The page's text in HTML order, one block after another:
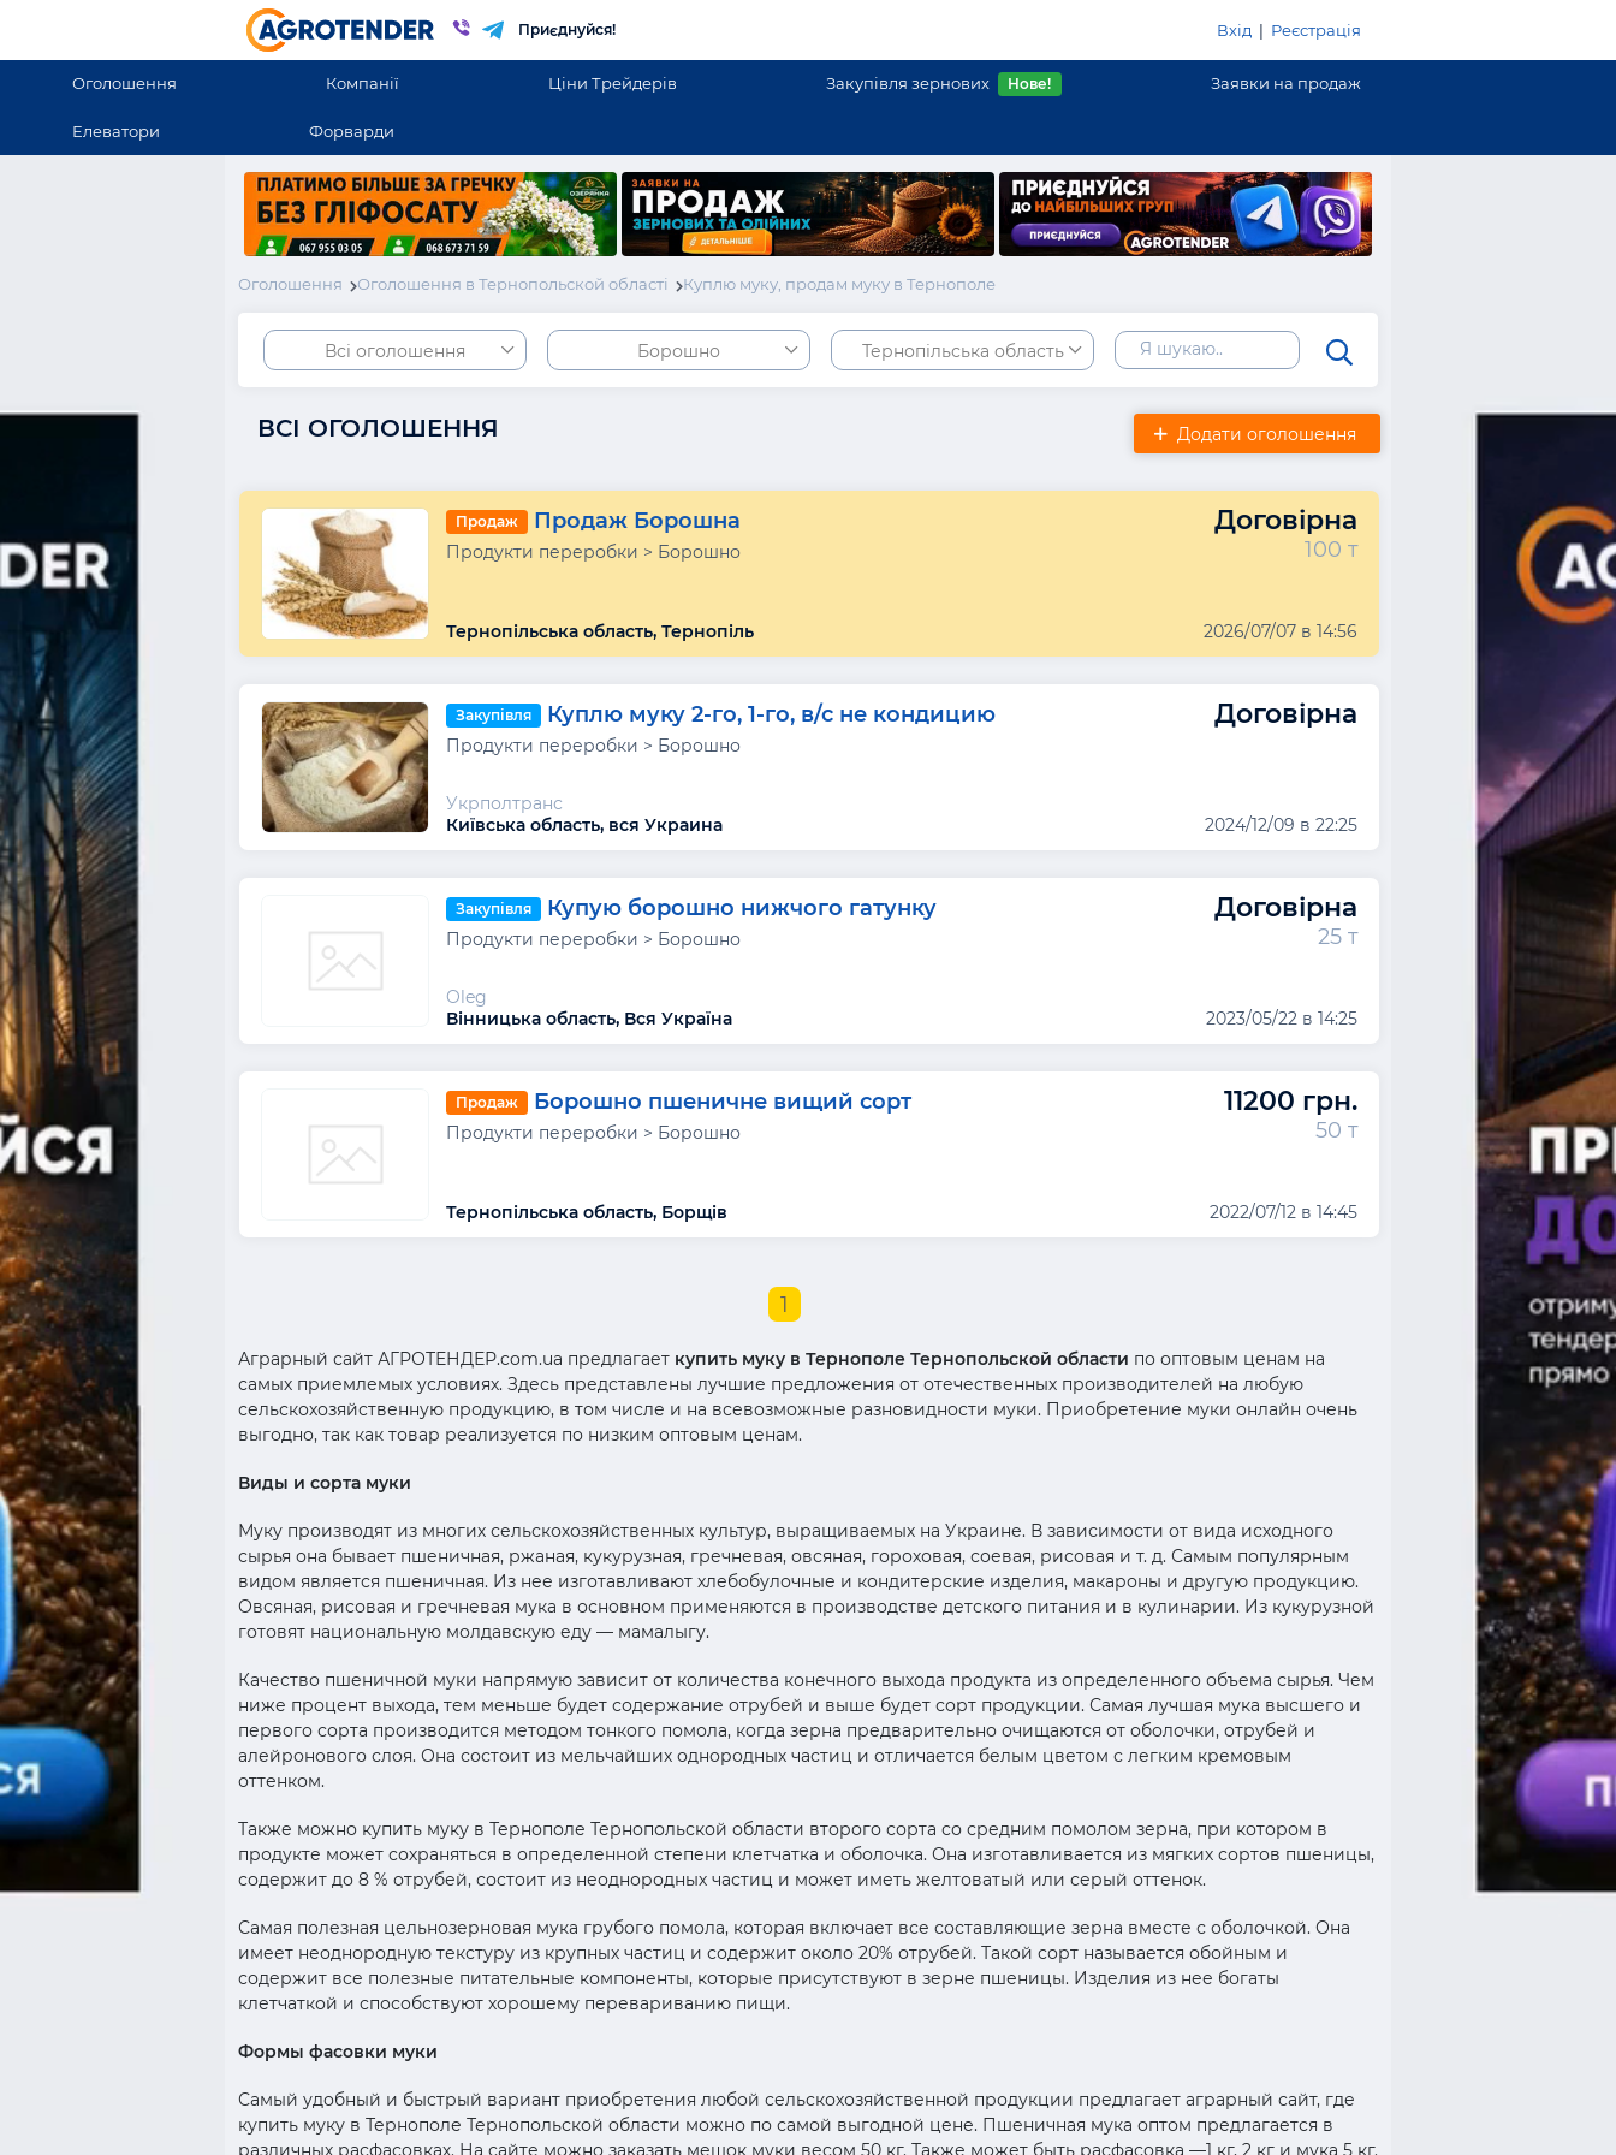
Приєднуйся! Вхід | Реєстрація
Оголошення Компанії Ціни Трейдерів Закупівля зернових Нове! Заявки на продаж
Елеватори Форварди
Оголошення Оголошення в Тернопольской області Куплю муку, продам муку в Тернополе
Всі оголошення Борошно Тернопільська область
Додати оголошення
ВСІ ОГОЛОШЕННЯ
Продаж Продаж Борошна Договірна
Продукти переробки > Борошно 100 т
Тернопільська область, Тернопіль 2026/07/07 в 14:56
Закупівля Куплю муку 2-го, 1-го, в/с не кондицию Договірна
Продукти переробки > Борошно
Укрполтранс
Київська область, вся Украина
2024/12/09 в 22:25
Закупівля Купую борошно нижчого гатунку Договірна
Продукти переробки > Борошно 25 т
Oleg
Вінницька область, Вся Україна
2023/05/22 в 14:25
Продаж Борошно пшеничне вищий сорт 11200 грн.
Продукти переробки > Борошно 50 т
Тернопільська область, Борщів 2022/07/12 в 14:45
1
Аграрный сайт АГРОТЕНДЕР.com.ua предлагает купить муку в Тернополе Тернопольской области по оптовым ценам на
самых приемлемых условиях. Здесь представлены лучшие предложения от отечественных производителей на любую
сельскохозяйственную продукцию, в том числе и на всевозможные разновидности муки. Приобретение муки онлайн очень
выгодно, так как товар реализуется по низким оптовым ценам.
Виды и сорта муки
Муку производят из многих сельскохозяйственных культур, выращиваемых на Украине. В зависимости от вида исходного
сырья она бывает пшеничная, ржаная, кукурузная, гречневая, овсяная, гороховая, соевая, рисовая и т. д. Самым популярным
видом является пшеничная. Из нее изготавливают хлебобулочные и кондитерские изделия, макароны и другую продукцию.
Овсяная, рисовая и гречневая мука в основном применяются в производстве детского питания и в кулинарии. Из кукурузной
готовят национальную молдавскую еду — мамалыгу.
Качество пшеничной муки напрямую зависит от количества конечного выхода продукта из определенного объема сырья. Чем
ниже процент выхода, тем меньше будет содержание отрубей и выше будет сорт продукции. Самая лучшая мука высшего и
первого сорта производится методом тонкого помола, когда зерна предварительно очищаются от оболочки, отрубей и
алейронового слоя. Она состоит из мельчайших однородных частиц и отличается белым цветом с легким кремовым
оттенком.
Также можно купить муку в Тернополе Тернопольской области второго сорта со средним помолом зерна, при котором в
продукте может сохраняться в определенной степени клетчатка и оболочка. Она изготавливается из мягких сортов пшеницы,
содержит до 8 % отрубей, состоит из неоднородных частиц и может иметь желтоватый или серый оттенок.
Самая полезная цельнозерновая мука грубого помола, которая включает все составляющие зерна вместе с оболочкой. Она
имеет неоднородную текстуру из крупных частиц и содержит около 20% отрубей. Такой сорт называется обойным и
содержит все полезные питательные компоненты, которые присутствуют в зерне пшеницы. Изделия из нее богаты
клетчаткой и способствуют хорошему перевариванию пищи.
Формы фасовки муки
Самый удобный и быстрый вариант приобретения любой сельскохозяйственной продукции предлагает аграрный сайт, где
купить муку в Тернополе Тернопольской области можно по самой выгодной цене. Пшеничная мука оптом предлагается в
различных расфасовках. На сайте можно заказать мешок муки весом 50 кг. Также может быть расфасовка —1 кг, 2 кг и мука 5 кг.